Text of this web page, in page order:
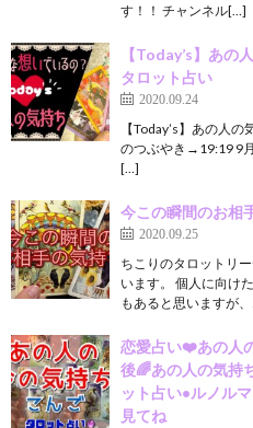
す！！ チャンネル[…]
【Today’s】あの
タロット占い
2020.09.24
【Today’s】あの
のつぶやき→19:19 9
[…]
今この瞬間のお相
2020.09.25
ちこりのタロットリ
います。 個人に向け
もあると思いますが
恋愛占い❤️あの人
後🌈あの人の気持
ット占い•ルノル
見てね